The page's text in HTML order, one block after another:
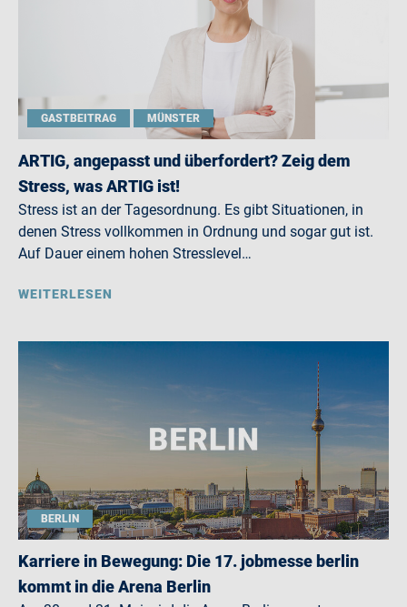
GASTBEITRAG MÜNSTER
ARTIG, angepasst und überfordert? Zeig dem
Stress, was ARTIG ist!
Stress ist an der Tagesordnung. Es gibt Situationen, in
denen Stress vollkommen in Ordnung und sogar gut ist.
Auf Dauer einem hohen Stresslevel…
WEITERLESEN
BERLIN
Karriere in Bewegung: Die 17. jobmesse berlin
kommt in die Arena Berlin